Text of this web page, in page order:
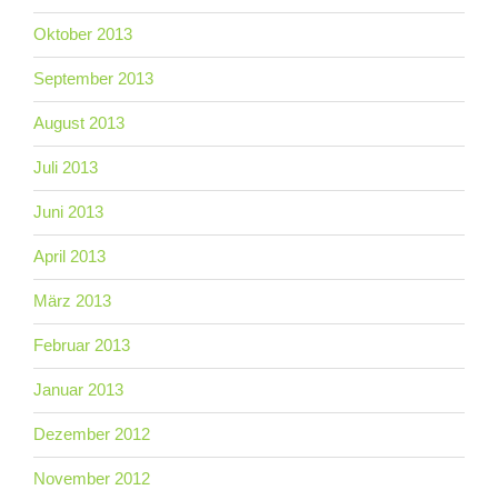
Oktober 2013
September 2013
August 2013
Juli 2013
Juni 2013
April 2013
März 2013
Februar 2013
Januar 2013
Dezember 2012
November 2012